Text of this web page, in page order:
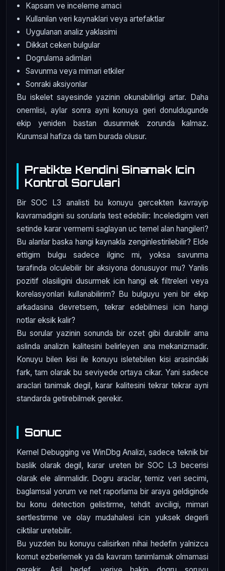
Kapsam ve inceleme amaci
Kullanilan veri kaynaklari veya artefaktlar
Uygulanan analiz yaklasimi
Dikkat ceken bulgular
Dogrulama adimlari
Savunma veya mimari etkiler
Sonraki aksiyonlar
Bu iskelet sayesinde yazinin okunabilirligi artar. Daha
onemlisi, aylar sonra ayni konuya geri donuldugunde
ekip yeniden bastan dusunmek zorunda kalmaz.
Kurumsal hafiza da tam burada olusur.
Pratikte Kendini Sinamak Icin
Kontrol Sorulari
Bir SOC L3 analisti bu konuyu gercekten kavrayip
kavramadigini su sorularla test edebilir: Inceledigim veri
setinde karar vermemi saglayan uc temel alan hangileri?
Bu alanlar baska hangi kaynakla zenginlestirilebilir? Elde
ettigim bulgu sadece ilginc mi, yoksa savunma
tarafinda olculebilir bir aksiyona donusuyor mu? Yanlis
pozitif olasiligini dusurmek icin hangi ek filtreleri veya
korelasyonlari kullanabilirim? Bu bulguyu yeni bir ekip
arkadasina devretsem, tekrar edebilmesi icin hangi
notlar eksik kalir?
Bu sorular yazinin sonunda bir ozet gibi durabilir ama
aslinda analizin kalitesini belirleyen ana mekanizmadir.
Konuyu bilen kisi ile konuyu isletebilen kisi arasindaki
fark, tam olarak bu seviyede ortaya cikar. Yani sadece
araclari tanimak degil, karar kalitesini tekrar tekrar ayni
standarda getirebilmek gerekir.
Sonuc
Kernel Debugging ve WinDbg Analizi, sadece teknik bir
baslik olarak degil, karar ureten bir SOC L3 becerisi
olarak ele alinmalidir. Dogru araclar, temiz veri secimi,
baglamsal yorum ve net raporlama bir araya geldiginde
bu konu detection gelistirme, tehdit avciligi, mimari
sertlestirme ve olay mudahalesi icin yuksek degerli
ciktilar uretebilir.
Bu yuzden bu konuyu calisirken nihai hedefin yalnizca
komut ezberlemek ya da kavram tanimlamak olmamasi